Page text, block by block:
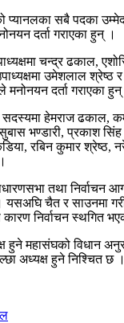
प्यानलका सबै पदका
दर्ता गराएका हुन् ।
चन्द्र ढकाल,
उमेशलाल श्रेष्ठ
मनोनयन दर्ता गराएका
सदस्यमा हेमराज ढकाल,
भण्डारी, प्रकाश
रबिन कुमार श्रेष्ठ,
तथा निर्वाचन
चैत र साउनमा
कारण निर्वाचन स्थगित
हुने महासंघको विधान
अध्यक्ष हुने निश्चित छ ।